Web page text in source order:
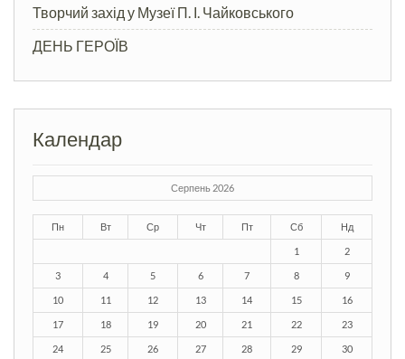
Творчий захід у Музеї П. І. Чайковського
ДЕНЬ ГЕРОЇВ
Календар
Серпень 2026
Пн Вт Ср Чт Пт Сб Нд
1 2
3 4 5 6 7 8 9
10 11 12 13 14 15 16
17 18 19 20 21 22 23
24 25 26 27 28 29 30